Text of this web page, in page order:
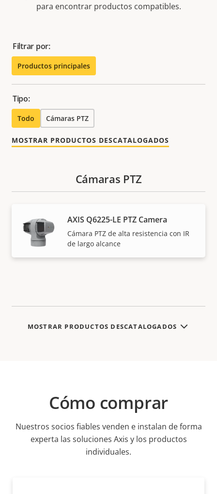
para encontrar productos compatibles.
Filtrar por:
Productos principales
Tipo:
Todo Cámaras PTZ
MOSTRAR PRODUCTOS DESCATALOGADOS
Cámaras PTZ
AXIS Q6225-LE PTZ Camera
Cámara PTZ de alta resistencia con IR
de largo alcance
MOSTRAR PRODUCTOS DESCATALOGADOS
Cómo comprar
Nuestros socios fiables venden e instalan de forma
experta las soluciones Axis y los productos
individuales.